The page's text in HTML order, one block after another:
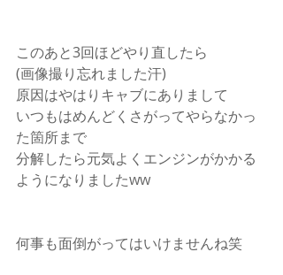
このあと3回ほどやり直したら
(画像撮り忘れました汗)
原因はやはりキャブにありまして
いつもはめんどくさがってやらなかっ
た箇所まで
分解したら元気よくエンジンがかかる
ようになりましたww
何事も面倒がってはいけませんね笑